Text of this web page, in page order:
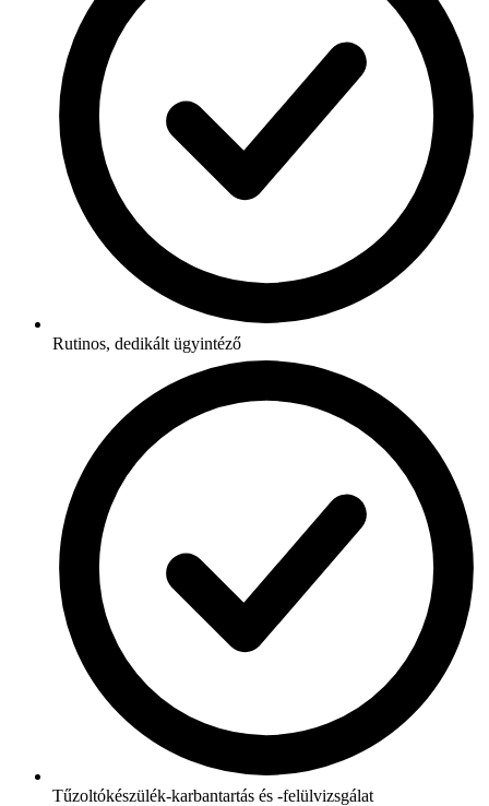
Rutinos, dedikált ügyintéző
Tűzoltókészülék-karbantartás és -felülvizsgálat